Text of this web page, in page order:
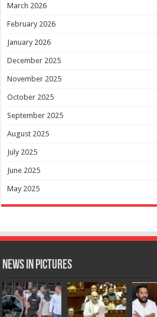
March 2026
February 2026
January 2026
December 2025
November 2025
October 2025
September 2025
August 2025
July 2025
June 2025
May 2025
News in Pictures